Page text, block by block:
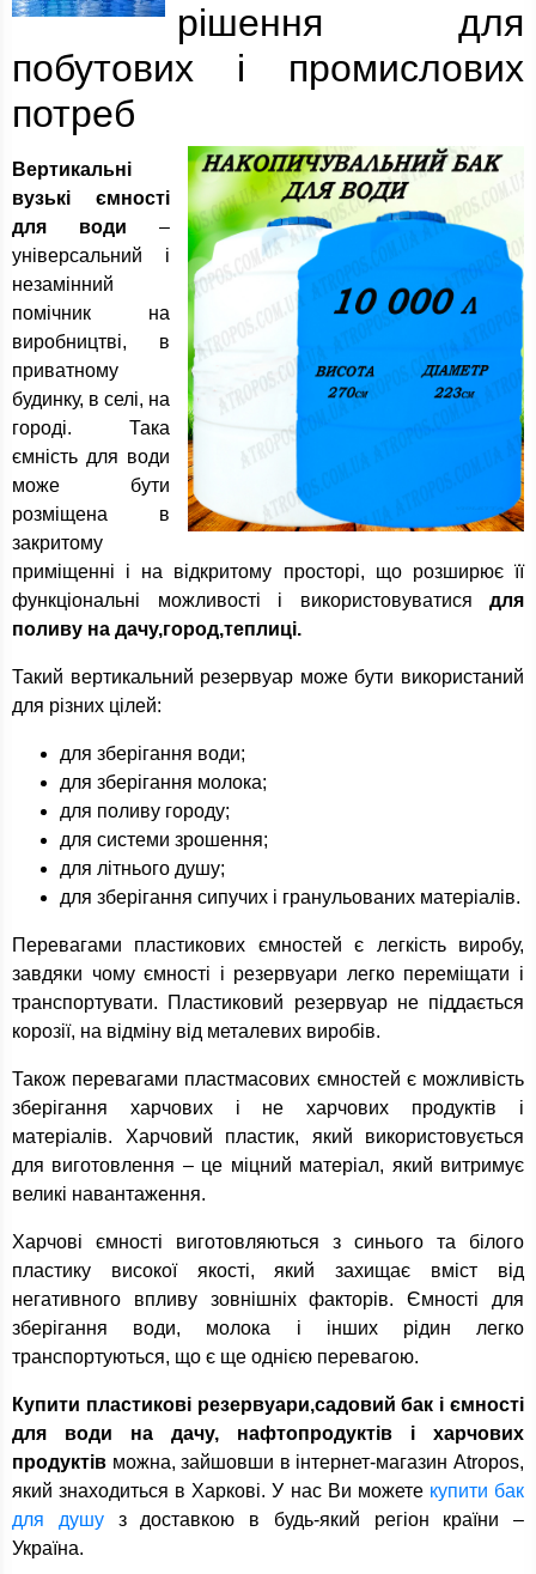
рішення для
побутових і промислових
потреб
Вертикальні
вузькі ємності
для води –
універсальний і
незамінний
помічник на
виробництві, в
приватному
будинку, в селі, на
городі. Така
ємність для води
може бути
розміщена в
закритому
приміщенні і на відкритому просторі, що розширює її
функціональні можливості і використовуватися для
поливу на дачу,город,теплиці.
Такий вертикальний резервуар може бути використаний
для різних цілей:
для зберігання води;
для зберігання молока;
для поливу городу;
для системи зрошення;
для літнього душу;
для зберігання сипучих і гранульованих матеріалів.
Перевагами пластикових ємностей є легкість виробу,
завдяки чому ємності і резервуари легко переміщати і
транспортувати. Пластиковий резервуар не піддається
корозії, на відміну від металевих виробів.
Також перевагами пластмасових ємностей є можливість
зберігання харчових і не харчових продуктів і
матеріалів. Харчовий пластик, який використовується
для виготовлення – це міцний матеріал, який витримує
великі навантаження.
Харчові ємності виготовляються з синього та білого
пластику високої якості, який захищає вміст від
негативного впливу зовнішніх факторів. Ємності для
зберігання води, молока і інших рідин легко
транспортуються, що є ще однією перевагою.
Купити пластикові резервуари,садовий бак і ємності
для води на дачу, нафтопродуктів і харчових
продуктів можна, зайшовши в інтернет-магазин Atropos,
який знаходиться в Харкові. У нас Ви можете купити бак
для душуз доставкою в будь-який регіон країни –
Україна.